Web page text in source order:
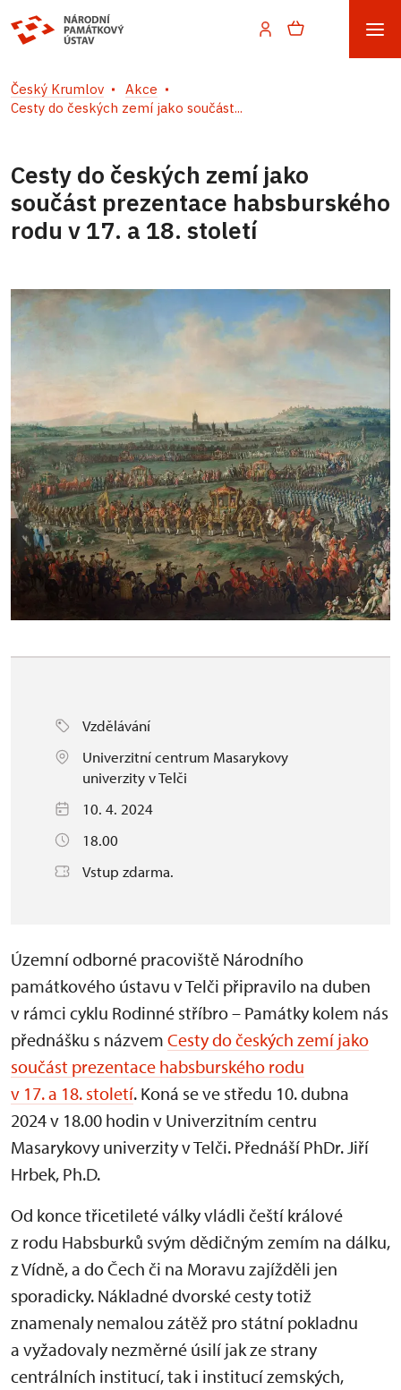
Český Krumlov
Akce
Cesty do českých zemí jako součást...
Cesty do českých zemí jako
součást prezentace habsburského
rodu v 17. a 18. století
Vzdělávání
Univerzitní centrum Masarykovy
univerzity v Telči
10. 4. 2024
18.00
Vstup zdarma.
Územní odborné pracoviště Národního
památkového ústavu v Telči připravilo na duben
v rámci cyklu Rodinné stříbro – Památky kolem nás
přednášku s názvem Cesty do českých zemí jako
součást prezentace habsburského rodu
v 17. a 18. století. Koná se ve středu 10. dubna
2024 v 18.00 hodin v Univerzitním centru
Masarykovy univerzity v Telči. Přednáší PhDr. Jiří
Hrbek, Ph.D.
Od konce třicetileté války vládli čeští králové
z rodu Habsburků svým dědičným zemím na dálku,
z Vídně, a do Čech či na Moravu zajížděli jen
sporadicky. Nákladné dvorské cesty totiž
znamenaly nemalou zátěž pro státní pokladnu
a vyžadovaly nezměrné úsilí jak ze strany
centrálních institucí, tak i institucí zemských,